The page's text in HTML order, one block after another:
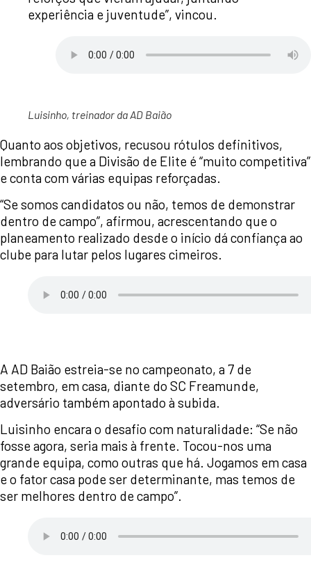
experiência e juventude”, vincou.
Luisinho, treinador da AD Baião
Quanto aos objetivos, recusou rótulos definitivos,
lembrando que a Divisão de Elite é “muito competitiva”
e conta com várias equipas reforçadas.
“Se somos candidatos ou não, temos de demonstrar
dentro de campo”, afirmou, acrescentando que o
planeamento realizado desde o início dá confiança ao
clube para lutar pelos lugares cimeiros.
A AD Baião estreia-se no campeonato, a 7 de
setembro, em casa, diante do SC Freamunde,
adversário também apontado à subida.
Luisinho encara o desafio com naturalidade: “Se não
fosse agora, seria mais à frente. Tocou-nos uma
grande equipa, como outras que há. Jogamos em casa
e o fator casa pode ser determinante, mas temos de
ser melhores dentro de campo”.